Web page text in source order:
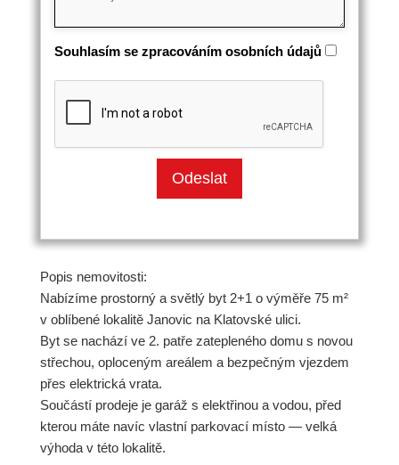
Souhlasím se zpracováním osobních údajů
Popis nemovitosti:
Nabízíme prostorný a světlý byt 2+1 o výměře 75 m²
v oblíbené lokalitě Janovic na Klatovské ulici.
Byt se nachází ve 2. patře zatepleného domu s novou
střechou, oploceným areálem a bezpečným vjezdem
přes elektrická vrata.
Součástí prodeje je garáž s elektřinou a vodou, před
kterou máte navíc vlastní parkovací místo — velká
výhoda v této lokalitě.